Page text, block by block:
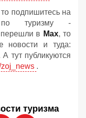
подпишитесь на
туризму -
в Мах, то
новости и туда:
А тут публикуются
zoj_news .
туризма